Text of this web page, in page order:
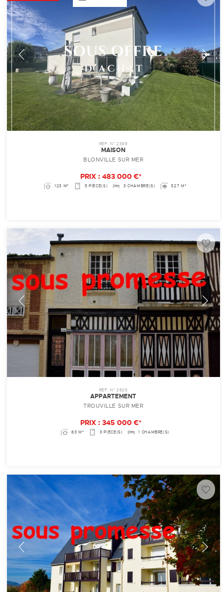
REF. N° 2389
MAISON
BLONVILLE SUR MER
PRIX : 483 000 €*
123 M² 5 PIÈCE(S) 3 CHAMBRE(S) 527 M²
REF. N° 2628
APPARTEMENT
TROUVILLE SUR MER
PRIX : 345 000 €*
63 M² 3 PIÈCE(S) 1 CHAMBRE(S)